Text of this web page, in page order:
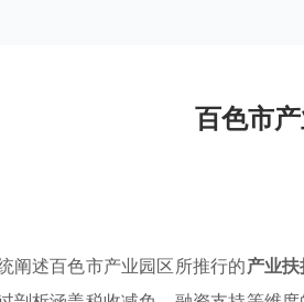
百色市
阐述百色市产业园区所推行的产业